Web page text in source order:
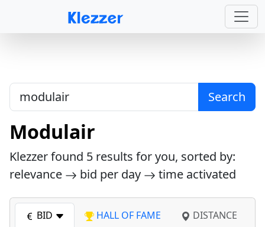
Search
Modulair
Klezzer found 5 results for you, sorted by:
relevance
bid per day time activated
BID HALL OF FAME
DISTANCE